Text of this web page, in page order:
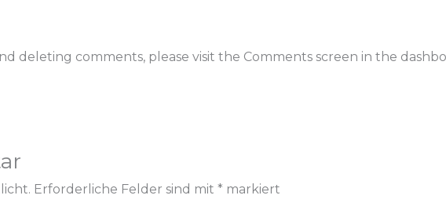
deleting comments, please visit the Comments screen in the
Erforderliche Felder sind mit * markiert